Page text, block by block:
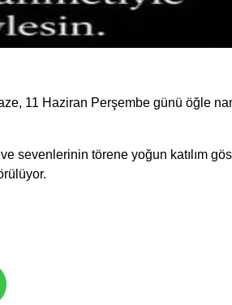
11 Haziran Perşembe günü öğle
sevenlerinin törene yoğun katılım